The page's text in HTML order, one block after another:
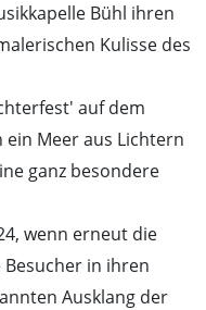
Bühl ihren
Kulisse des
auf dem
Meer aus Lichtern
ganz besondere
wenn erneut die
Besucher in ihren
Ausklang der